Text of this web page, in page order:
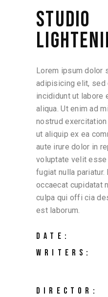
STUDIO
Lorem ipsum dolor
adipisicing elit, sed
incididunt ut labore
aliqua. Ut enim ad
nostrud
ut aliquip ex ea
aute irure dolor in
voluptate velit
fugiat nulla pariatur.
occaecat cupidatat
culpa qui offi cia
est laborum.
DATE:
WRITERS:
DIRECTOR: